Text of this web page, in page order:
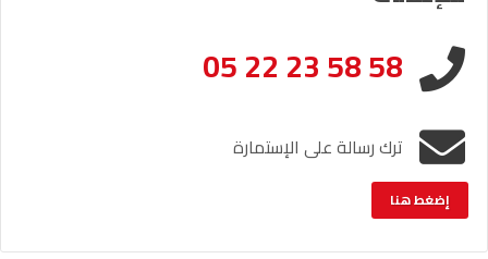
05 22 23 58 58
ترك رسالة على الإستمارة
إضغط هنا